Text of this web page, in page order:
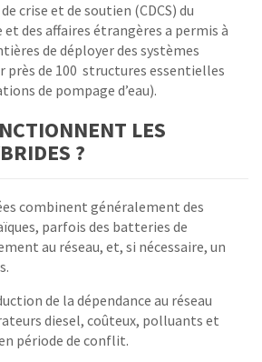
crise et de soutien (CDCS) du
et des affaires étrangères a permis à
de déployer des systèmes
près de 100 structures essentielles
de pompage d’eau).
LES
?
combinent généralement des
parfois des batteries de
au réseau, et, si nécessaire, un
de la dépendance au réseau
diesel, coûteux, polluants et
période de conflit.